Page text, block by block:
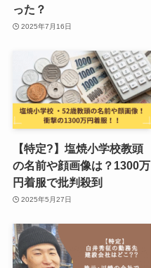
った？
2025年7月16日
【特定?】塩焼小学校教頭
の名前や顔画像は？1300万
円着服で批判殺到
2025年5月27日